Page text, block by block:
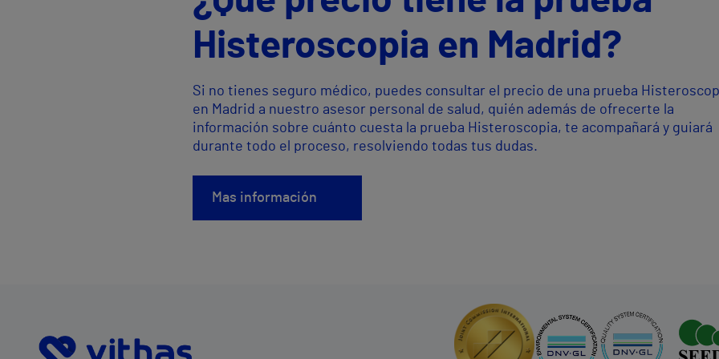
Histeroscopia en Madrid?
Si no tienes seguro médico, puedes consultar el precio de una prueba
en Madrid a nuestro asesor personal de salud, quién además de ofrecerte la
información sobre cuánto cuesta la prueba Histeroscopia, te acompañará y guiará
durante todo el proceso, resolviendo todas tus dudas.
Mas información